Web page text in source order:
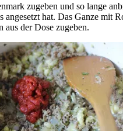
zugeben und so lange
angesetzt hat. Das Ganze mit
aus der Dose zugeben.